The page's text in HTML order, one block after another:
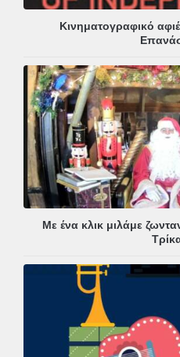
Κινηματογραφικό
Με ένα κλικ μιλάμε